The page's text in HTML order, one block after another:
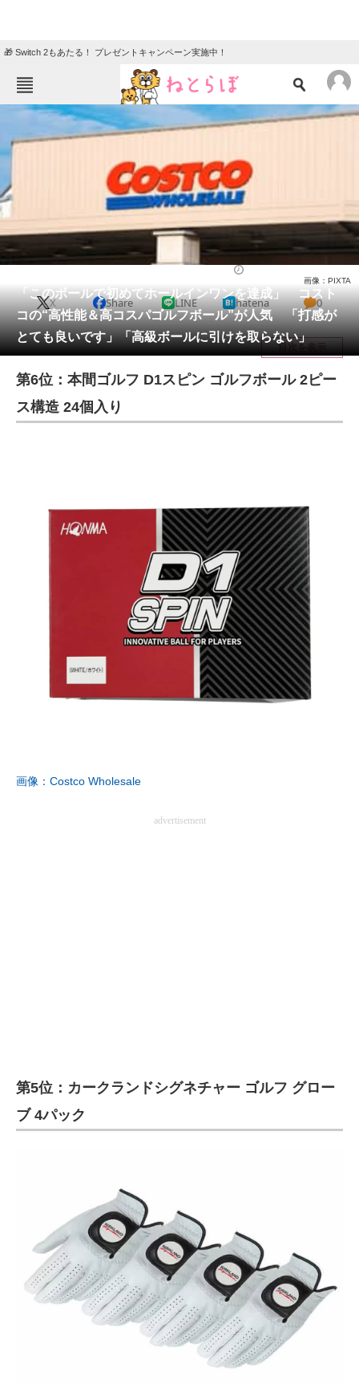
🎁 Switch 2もあたる！ プレゼントキャンペーン実施中！
ねとらぼメニュー
ニュース
クイズ
グルメ 地域
教育・育児
動物
会員記事
メディア
注目記事を集めた総合ページ
ビジネスと働き方のヒント
AI活用のいまが分かる
企業ITのトレンドを詳説
経営リーダーのコミュニティ
マーケ×ITの今がよく分かる
ITエンジニア向け専門サイト
「このボールで初めてホールインワンを達成」 コスト
コの“高性能＆高コスパゴルフボール”が人気 「打感が
とても良いです」「高級ボールに引けを取らない」
画像：PIXTA
X Share LINE hatena 0
目次を表示
第6位：本間ゴルフ D1スピン ゴルフボール 2ピー
ス構造 24個入り
画像：Costco Wholesale
advertisement
第5位：カークランドシグネチャー ゴルフ グロー
ブ 4パック